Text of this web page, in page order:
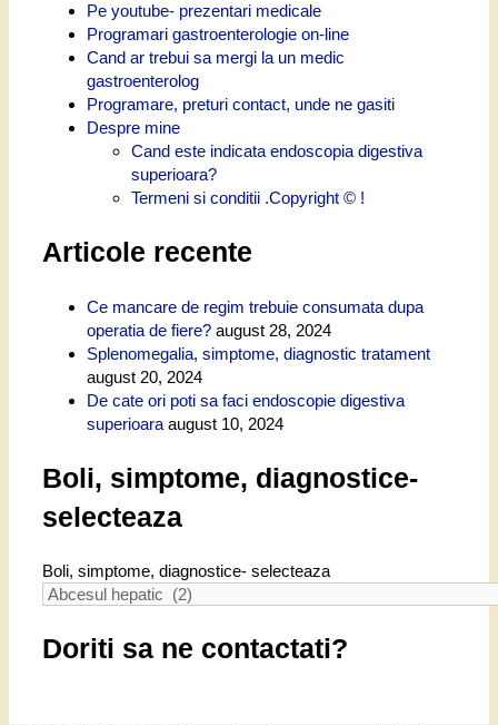
Pe youtube- prezentari medicale
Programari gastroenterologie on-line
Cand ar trebui sa mergi la un medic
gastroenterolog
Programare, preturi contact, unde ne gasiti
Despre mine
Cand este indicata endoscopia digestiva
superioara?
Termeni si conditii .Copyright © !
Articole recente
Ce mancare de regim trebuie consumata dupa
operatia de fiere? august 28, 2024
Splenomegalia, simptome, diagnostic tratament
august 20, 2024
De cate ori poti sa faci endoscopie digestiva
superioara august 10, 2024
Boli, simptome, diagnostice-
selecteaza
Boli, simptome, diagnostice- selecteaza
Doriti sa ne contactati?